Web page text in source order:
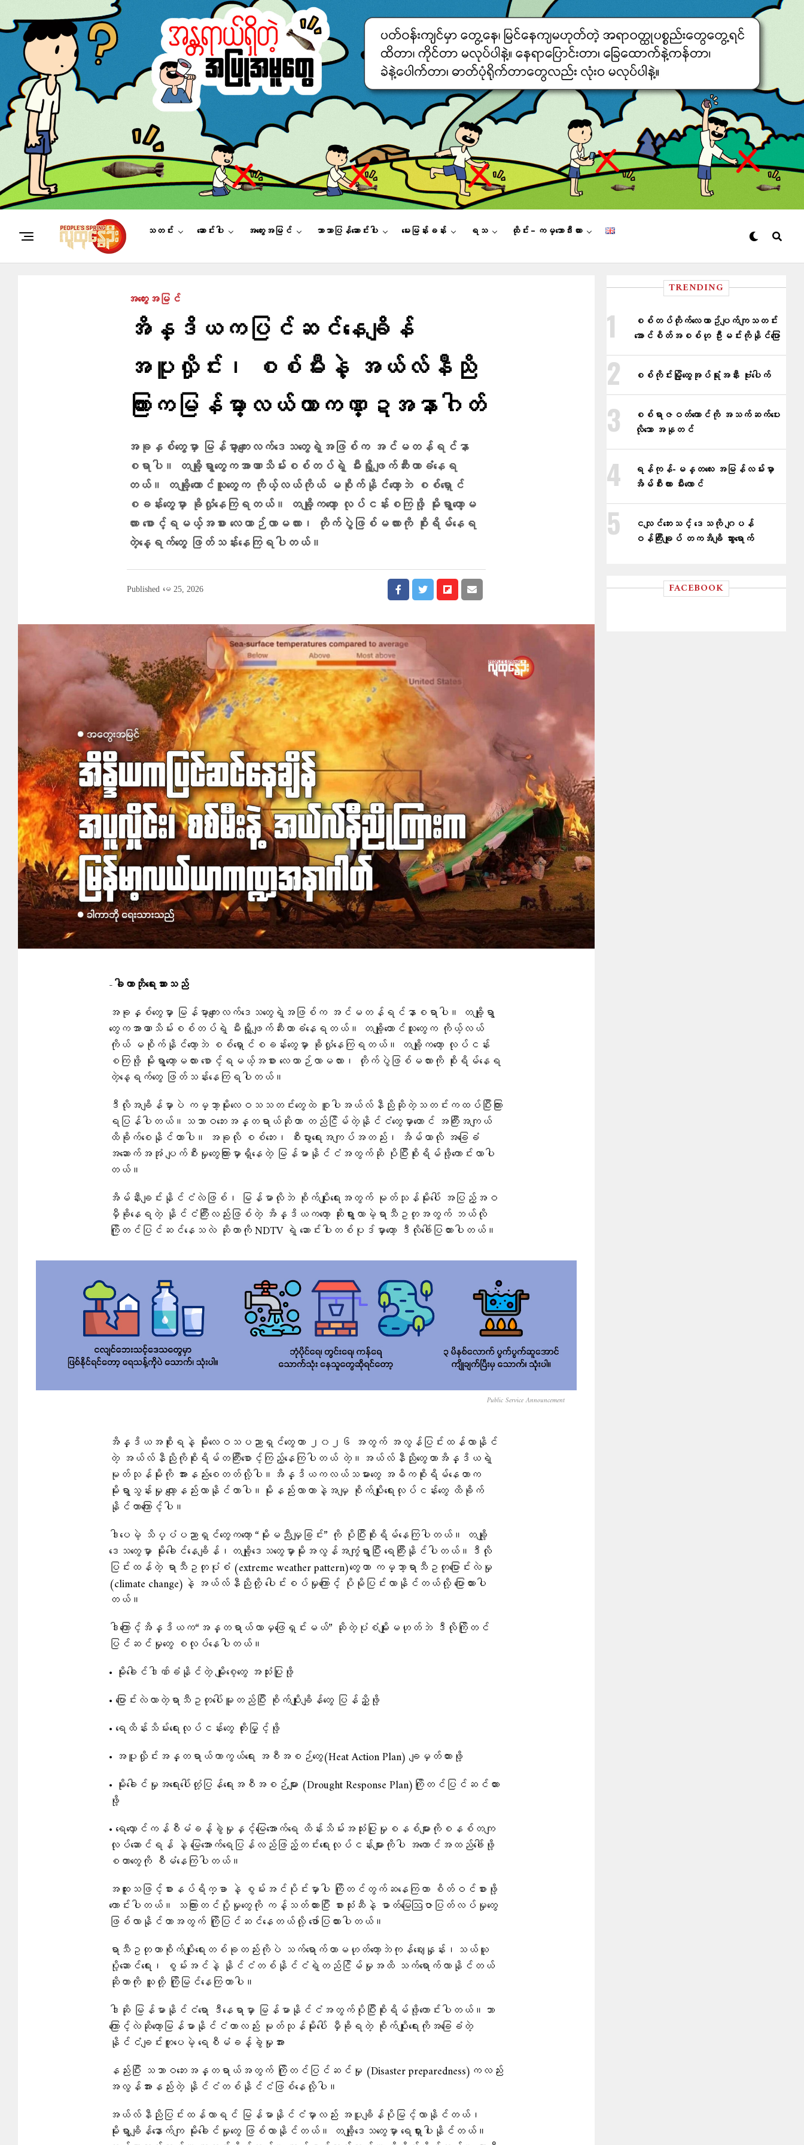
သတင်း ဆောင်းပါး အတွေးအမြင် ဘာသာပြန်ဆောင်းပါး မေးမြန်းခန်း ရသ ထိုင်း – ကမ္ဘောဒီးယား
အတွေးအမြင်
အိန္ဒိယကပြင်ဆင်နေချိန်
အပူလှိုင်း၊ စစ်မီးနဲ့ အယ်လ်နီညို
ကြားကမြန်မာ့လယ်ယာကဏ္ဍအနာဂါတ်
အခုနှစ်တွေမှာ မြန်မာ့ကျေးလက်ဒေသတွေရဲ့အဖြစ်က အင်မတန်ရင်နာ
စရာပါ။ တချို့ရွာတွေကအာဏာသိမ်းစစ်တပ်ရဲ့ မီးရှို့ဖျက်ဆီးတာခံနေရ
တယ်။ တချို့တောင်သူတွေက ကိုယ့်လယ်ကိုယ် မစိုက်နိုင်တော့ဘဲ စစ်ရှောင်
စခန်းတွေမှာ ခိုလှုံနေကြရတယ်။ တချို့ကတော့ လုပ်ငန်းစကြဖို့ မိုးရွာတော့မ
လား စောင့်ရမယ့်အစား လေယာဉ်လာမလား၊ တိုက်ပွဲဖြစ်မလားကို စိုးရိမ်နေရ
တဲ့နေ့ရက်တွေ ဖြတ်သန်းနေကြရပါတယ်။
Published မေ 25, 2026
-ခါကာဘိုရေးသားသည်
အခုနှစ်တွေမှာ မြန်မာ့ကျေးလက်ဒေသတွေရဲ့အဖြစ်က အင်မတန်ရင်နာစရာပါ။ တချို့ရွာ
တွေကအာဏာသိမ်းစစ်တပ်ရဲ့ မီးရှို့ဖျက်ဆီးတာခံနေရတယ်။ တချို့တောင်သူတွေက ကိုယ့်လယ်
ကိုယ် မစိုက်နိုင်တော့ဘဲ စစ်ရှောင်စခန်းတွေမှာ ခိုလှုံနေကြရတယ်။ တချို့ကတော့ လုပ်ငန်း
စကြဖို့ မိုးရွာတော့မလား စောင့်ရမယ့်အစား လေယာဉ်လာမလား၊ တိုက်ပွဲဖြစ်မလားကို စိုးရိမ်နေရ
တဲ့နေ့ရက်တွေ ဖြတ်သန်းနေကြရပါတယ်။
ဒီလိုအချိန်မှာပဲ ကမ္ဘာ့မိုးလေဝသသတင်းတွေထဲ စူပါအယ်လ်နီညိုဆိုတဲ့သတင်းကထပ်ပြီးကြား
ရပြန်ပါတယ်။သဘာဝဘေးအန္တရာယ်ဆိုတာ တည်ငြိမ်တဲ့နိုင်ငံတွေမှာတောင် အကြီးအကျယ်
ထိခိုက်စေနိုင်တာပါ။ အခုလို စစ်ဘေး၊ စီးပွားရေးအကျပ်အတည်း၊ အိမ်ယာလို အခြေခံ
အဆောက်အအုံ ပျက်စီးမှုတွေကြားမှာရှိနေတဲ့ မြန်မာနိုင်ငံအတွက်ဆို ပိုပြီးစိုးရိမ်ဖို့ကောင်းလာပါ
တယ်။
အိမ်နီးချင်းနိုင်ငံလဲဖြစ်၊ မြန်မာလိုဘဲ စိုက်ပျိုးရေးအတွက် မုတ်သုန်မိုးပေါ် အပြည့်အဝ
မှီခိုနေရတဲ့ နိုင်ငံကြီးလည်းဖြစ်တဲ့ အိန္ဒိယကတော့ ဆိုးရွားလာမဲ့ရာသီဥတုအတွက် ဘယ်လို
ကြိုတင်ပြင်ဆင်နေသလဲ ဆိုတာကို NDTV ရဲ့ ဆောင်းပါးတစ်ပုဒ်မှာတော့ ဒီလိုဖေါ်ပြထားပါတယ်။
Public Service Announcement
အိန္ဒိယအစိုးရနဲ့ မိုးလေဝသပညာရှင်တွေဟာ ၂၀၂၆ အတွက် အလွန်ပြင်းထန်လာနိုင်
တဲ့ အယ်လ်နီညိုကိုစိုးရိမ်တကြီးစောင့်ကြည့်နေကြပါတယ် တဲ့။အယ်လ်နီညိုတွေဟာအိန္ဒိယရဲ့
မုတ်သုန်မိုးကို အားနည်းစေတတ်လို့ပါ။အိန္ဒိယကလယ်သမားတွေ အဓိကစိုးရိမ်နေတာက
မိုးရွာသွန်းမှု လျော့နည်းလာနိုင်တာပါ။မိုးနည်းလာတာနဲ့အမျှ စိုက်ပျိုးရေးလုပ်ငန်းတွေ ထိခိုက်
နိုင်တာကြောင့်ပါ။
ဒါပေမဲ့ သိပ္ပံပညာရှင်တွေကတော့ “မိုးမညီမျှခြင်း” ကို ပိုပြီးစိုးရိမ်နေကြပါတယ်။ တချို့
ဒေသတွေမှာ မိုးခေါင်နေချိန်၊တချို့ဒေသတွေမှာမိုးအလွန်အကျွံရွာပြီး ရေကြီးနိုင်ပါတယ်။ဒီလို
ပြင်းထန်တဲ့ ရာသီဥတုပုံစံ (extreme weather pattern)တွေဟာ ကမ္ဘာ့ရာသီဥတုပြောင်းလဲမှု
(climate change)နဲ့ အယ်လ်နီညိုတို့ ပေါင်းစပ်မှုကြောင့် ပိုမိုပြင်းလာနိုင်တယ်လို့ ပြောထားပါ
တယ်။
ဒါကြောင့်အိန္ဒိယက“အန္တရာယ်လာမှဖြေရှင်းမယ်” ဆိုတဲ့ပုံစံမျိုးမဟုတ်ဘဲ ဒီလိုကြိုတင်
ပြင်ဆင်မှုတွေ စလုပ်နေပါတယ်။
• မိုးခေါင်ဒါဏ်ခံနိုင်တဲ့ မျိုးစေ့တွေ အသုံးပြုဖို့
• ပြောင်းလဲလာတဲ့ရာသီဥတုပေါ်မူတည်ပြီး စိုက်ပျိုးချိန်တွေ ပြန်ညှိဖို့
• ရေထိန်းသိမ်းရေးလုပ်ငန်းတွေ တိုးမြှင့်ဖို့
• အပူလှိုင်းအန္တရာယ်ကာကွယ်ရေး အစီအစဉ်တွေ(Heat Action Plan) ချမှတ်ထားဖို့
• မိုးခေါင်မှုအရေးပေါ်တုံ့ပြန်ရေးအစီအစဉ်များ (Drought Response Plan)ကြိုတင်ပြင်ဆင်ထား
ဖို့
• ရေလှောင်ကန်စီမံခန့်ခွဲမှုနှင့်မြေအောက်ရေ ထိန်းသိမ်းအသုံးပြုမှုစနစ်များကိုစနစ်တကျ
လုပ်ဆောင်ရန် နဲ့ မြေအောက်ရေပြန်လည်ဖြည့်တင်းရေးလုပ်ငန်းများကိုပါ အကောင်အထည်ဖေါ်ဖို့
စတာတွေကို စီမံနေကြပါတယ်။
အထူးသဖြင့်စားနပ်ရိက္ခာ နဲ့ စွမ်းအင်ပိုင်းမှာပါ ကြိုတင်တွက်ဆနေကြတာ စိတ်ဝင်စားဖို့
ကောင်းပါတယ်။ သကြားတင်ပို့မှုတွေကို ကန့်သတ်ထားပြီး စားသုံးဆီနဲ့ ဓာတ်မြေဩဇာပြတ်လပ်မှုတွေ
ဖြစ်လာနိုင်တာအတွက် ကြိုပြင်ဆင်နေတယ်လို့ ဖော်ပြထားပါတယ်။
ရာသီဥတုဟာစိုက်ပျိုးရေးတစ်ခုတည်းကိုပဲ သက်ရောက်တာမဟုတ်တော့ဘဲကုန်ဈေးနှုန်း၊သယ်ယူ
ပို့ဆောင်ရေး၊ စွမ်းအင်နဲ့ နိုင်ငံတစ်နိုင်ငံရဲ့တည်ငြိမ်မှုအထိ သက်ရောက်လာနိုင်တယ်
ဆိုတာကို သူတို့ ကြိုမြင်နေကြတာပါ။
ဒါဆို မြန်မာနိုင်ငံရော ဒီနေရာမှာ မြန်မာနိုင်ငံအတွက်ပိုပြီးစိုးရိမ်ဖို့ကောင်းပါတယ်။ဘာ
ကြောင့်လဲဆိုတော့မြန်မာနိုင်ငံဟာလည်း မုတ်သုန်မိုးပေါ် မှီခိုရတဲ့ စိုက်ပျိုးရေးကိုအခြေခံတဲ့
နိုင်ငံချင်းတူပေမဲ့ ရေစီမံခန့်ခွဲမှုအား
နည်းပြီး သဘာဝဘေးအန္တရာယ်အတွက် ကြိုတင်ပြင်ဆင်မှု (Disaster preparedness)ကလည်း
အလွန်အားနည်းတဲ့ နိုင်ငံတစ်နိုင်ငံဖြစ်နေလို့ပါ။
အယ်လ်နီညိုပြင်းထန်လာရင် မြန်မာနိုင်ငံမှာလည်း အပူချိန်ပိုမြင့်လာနိုင်တယ်၊
မိုးရွာချိန်နောက်ကျ မိုးခေါင်မှုတွေ ဖြစ်လာနိုင်တယ်။ တချို့ဒေသတွေမှာ ရေရှားပါးနိုင်တယ်။
TRENDING
စစ်တပ်တိုက်​လေယာဥ်ပျက်ကျသတင်း
အောင်စိတ်အစစ်ဟု ဦးမင်းကိုနိုင်​ပြော
စစ်ကိုင်းမြို့ထွေအုပ်ရုံးအနီး ဗုံးပေါက်
စစ်ရာဇဝတ်ကောင်ကို အသက်ဆက်ပေး
လိုသော အနုတင်
ရန်ကုန်-မန္တလေး အမြန်လမ်းမှာ
အိမ်စီးကား မီးလောင်
ငလျင်ဘေးသင့် ဒေသကို ဂျပန်
ဝန်ကြီးချုပ် တကအိချိ သွားရောက်
FACEBOOK